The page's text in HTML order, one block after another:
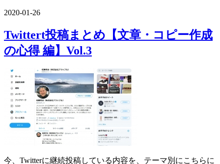
2020-01-26
Twittert投稿まとめ【文章・コピー作成
の心得 編】Vol.3
今、Twitterに継続投稿している内容を、テーマ別にこちらに